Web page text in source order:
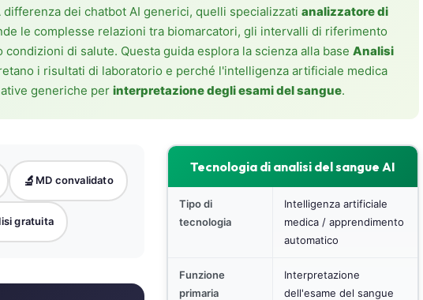
dei chatbot AI generici, quelli specializzati analizzatore di
le complesse relazioni tra biomarcatori, gli intervalli di riferimento
di salute. Questa guida esplora la scienza alla base Analisi
i risultati di laboratorio e perché l'intelligenza artificiale medica
generiche per interpretazione degli esami del sangue.
Tecnologia di analisi del sangue AI
Tipo di
tecnologia
Intelligenza artificiale
medica / apprendimento
automatico
Funzione
primaria
Interpretazione
dell'esame del sangue
🔬 MD convalidato
gratuita